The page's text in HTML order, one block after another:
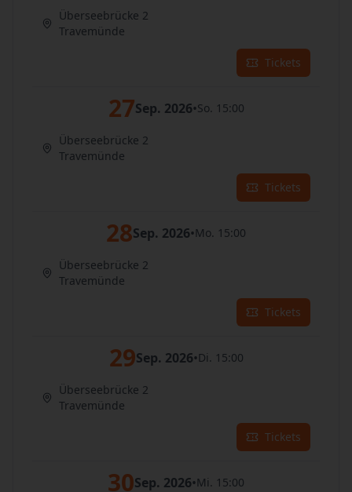
Überseebrücke 2
Travemünde
Tickets
27Sep. 2026•So. 15:00
Überseebrücke 2
Travemünde
Tickets
28Sep. 2026•Mo. 15:00
Überseebrücke 2
Travemünde
Tickets
29Sep. 2026•Di. 15:00
Überseebrücke 2
Travemünde
Tickets
30Sep. 2026•Mi. 15:00